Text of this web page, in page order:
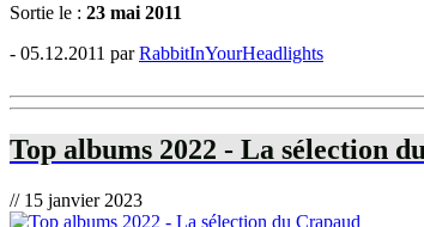
Sortie le : 23 mai 2011
- 05.12.2011 parRabbitInYourHeadlights
Top albums 2022 - La sélection
// 15 janvier 2023